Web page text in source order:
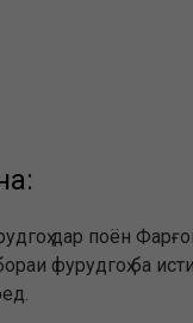
дар поён
фурудгоҳ ба